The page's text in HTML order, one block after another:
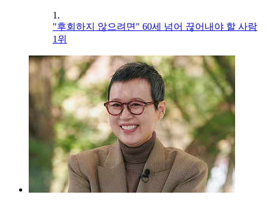
1.
"후회하지 않으려면" 60세 넘어 끊어내야 할 사람
1위